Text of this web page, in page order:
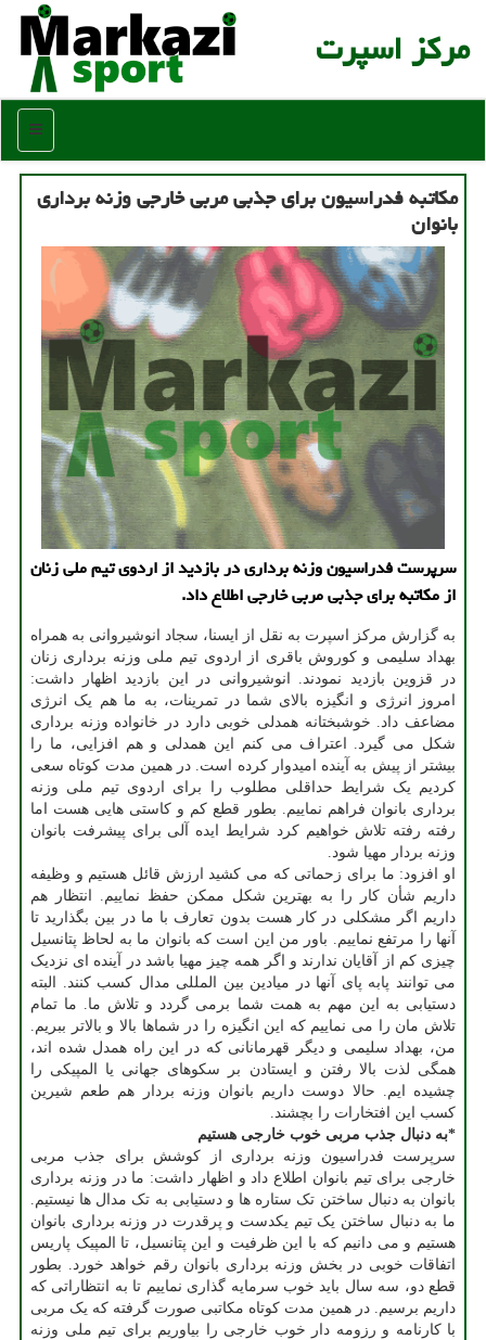
مركز اسپرت
منو
مکاتبه فدراسیون برای جذبی مربی خارجی وزنه برداری
بانوان
سرپرست فدراسیون وزنه برداری در بازدید از اردوی تیم ملی زنان
از مکاتبه برای جذبی مربی خارجی اطلاع داد.
به گزارش مرکز اسپرت به نقل از ایسنا، سجاد انوشیروانی به همراه
بهداد سلیمی و کوروش باقری از اردوی تیم ملی وزنه برداری زنان
در قزوین بازدید نمودند. انوشیروانی در این بازدید اظهار داشت:
امروز انرژی و انگیزه بالای شما در تمرینات، به ما هم یک انرژی
مضاعف داد. خوشبختانه همدلی خوبی دارد در خانواده وزنه برداری
شکل می گیرد. اعتراف می کنم این همدلی و هم افزایی، ما را
بیشتر از پیش به آینده امیدوار کرده است. در همین مدت کوتاه سعی
کردیم یک شرایط حداقلی مطلوب را برای اردوی تیم ملی وزنه
برداری بانوان فراهم نماییم. بطور قطع کم و کاستی هایی هست اما
رفته رفته تلاش خواهیم کرد شرایط ایده آلی برای پیشرفت بانوان
وزنه بردار مهیا شود.
او افزود: ما برای زحماتی که می کشید ارزش قائل هستیم و وظیفه
داریم شأن کار را به بهترین شکل ممکن حفظ نماییم. انتظار هم
داریم اگر مشکلی در کار هست بدون تعارف با ما در بین بگذارید تا
آنها را مرتفع نماییم. باور من این است که بانوان ما به لحاظ پتانسیل
چیزی کم از آقایان ندارند و اگر همه چیز مهیا باشد در آینده ای نزدیک
می توانند پابه پای آنها در میادین بین المللی مدال کسب کنند. البته
دستیابی به این مهم به همت شما برمی گردد و تلاش ما. ما تمام
تلاش مان را می نماییم که این انگیزه را در شماها بالا و بالاتر ببریم.
من، بهداد سلیمی و دیگر قهرمانانی که در این راه همدل شده اند،
همگی لذت بالا رفتن و ایستادن بر سکوهای جهانی یا المپیکی را
چشیده ایم. حالا دوست داریم بانوان وزنه بردار هم طعم شیرین
کسب این افتخارات را بچشند.
*به دنبال جذب مربی خوب خارجی هستیم
سرپرست فدراسیون وزنه برداری از کوشش برای جذب مربی
خارجی برای تیم بانوان اطلاع داد و اظهار داشت: ما در وزنه برداری
بانوان به دنبال ساختن تک ستاره ها و دستیابی به تک مدال ها نیستیم.
ما به دنبال ساختن یک تیم یکدست و پرقدرت در وزنه برداری بانوان
هستیم و می دانیم که با این ظرفیت و این پتانسیل، تا المپیک پاریس
اتفاقات خوبی در بخش وزنه برداری بانوان رقم خواهد خورد. بطور
قطع دو، سه سال باید خوب سرمایه گذاری نماییم تا به انتظاراتی که
داریم برسیم. در همین مدت کوتاه مکاتبی صورت گرفته که یک مربی
با کارنامه و رزومه دار خوب خارجی را بیاوریم برای تیم ملی وزنه